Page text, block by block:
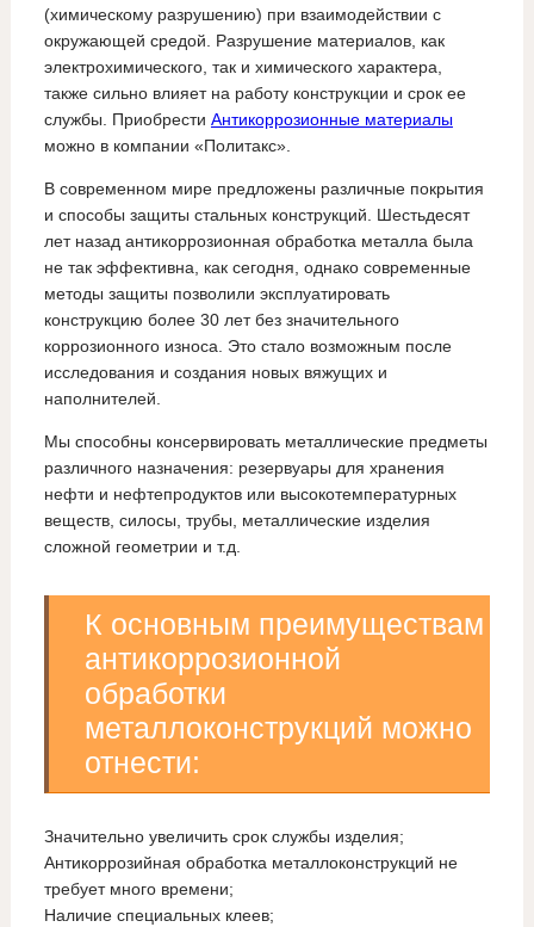
(химическому разрушению) при взаимодействии с
окружающей средой. Разрушение материалов, как
электрохимического, так и химического характера,
также сильно влияет на работу конструкции и срок ее
службы. Приобрести Антикоррозионные материалы
можно в компании «Политакс».
В современном мире предложены различные покрытия
и способы защиты стальных конструкций. Шестьдесят
лет назад антикоррозионная обработка металла была
не так эффективна, как сегодня, однако современные
методы защиты позволили эксплуатировать
конструкцию более 30 лет без значительного
коррозионного износа. Это стало возможным после
исследования и создания новых вяжущих и
наполнителей.
Мы способны консервировать металлические предметы
различного назначения: резервуары для хранения
нефти и нефтепродуктов или высокотемпературных
веществ, силосы, трубы, металлические изделия
сложной геометрии и т.д.
К основным преимуществам
антикоррозионной
обработки
металлоконструкций можно
отнести:
Значительно увеличить срок службы изделия;
Антикоррозийная обработка металлоконструкций не
требует много времени;
Наличие специальных клеев;